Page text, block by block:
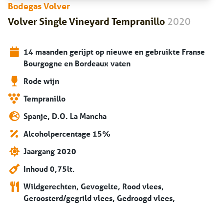
Bodegas Volver
Volver Single Vineyard Tempranillo 2020
14 maanden gerijpt op nieuwe en gebruikte Franse
Bourgogne en Bordeaux vaten
Rode wijn
Tempranillo
Spanje, D.O. La Mancha
Alcoholpercentage 15%
Jaargang 2020
Inhoud 0,75lt.
Wildgerechten, Gevogelte, Rood vlees,
Geroosterd/gegrild vlees, Gedroogd vlees,